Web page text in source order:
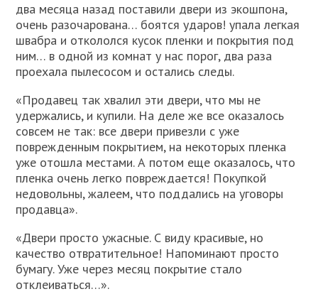
два месяца назад поставили двери из экошпона,
очень разочарована… боятся ударов! упала легкая
швабра и откололся кусок пленки и покрытия под
ним… в одной из комнат у нас порог, два раза
проехала пылесосом и остались следы.
«Продавец так хвалил эти двери, что мы не
удержались, и купили. На деле же все оказалось
совсем не так: все двери привезли с уже
поврежденным покрытием, на некоторых пленка
уже отошла местами. А потом еще оказалось, что
пленка очень легко повреждается! Покупкой
недовольны, жалеем, что поддались на уговоры
продавца».
«Двери просто ужасные. С виду красивые, но
качество отвратительное! Напоминают просто
бумагу. Уже через месяц покрытие стало
отклеиваться…».